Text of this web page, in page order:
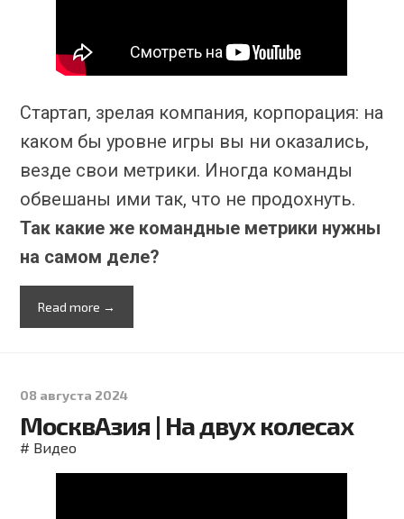
Стартап, зрелая компания, корпорация: на
каком бы уровне игры вы ни оказались,
везде свои метрики. Иногда команды
обвешаны ими так, что не продохнуть.
Так какие же командные метрики нужны
на самом деле?
Read more →
08 августа 2024
МосквАзия | На двух колесах
# Видео